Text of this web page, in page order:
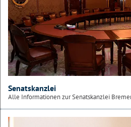
Senatskanzlei
Alle Informationen zur Senatskanzlei